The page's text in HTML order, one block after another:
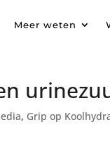
Meer weten
, Grip op